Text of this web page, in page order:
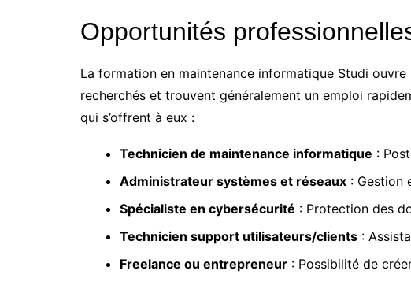
Opportunités
La formation en maintenance informatique Studi
recherchés et trouvent généralement un emploi
qui s’offrent à eux :
Technicien de maintenance informatique :
Administrateur systèmes et réseaux : Gestion
Spécialiste en cybersécurité : Protection des
Technicien support utilisateurs/clients :
Freelance ou entrepreneur : Possibilité de